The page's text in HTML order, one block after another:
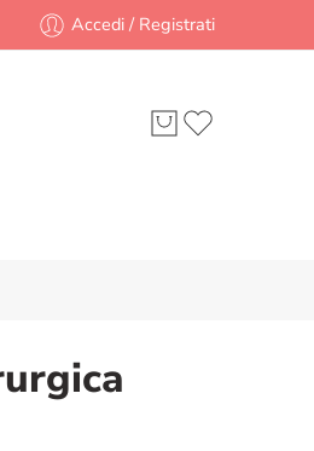
Accedi / Registrati